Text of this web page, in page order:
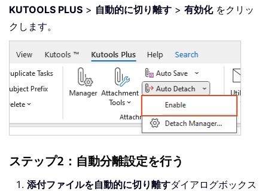
KUTOOLS PLUS > 自動的に切り離す > 有効化をクリッ
クします。
ステップ2：自動分離設定を行う
添付ファイルを自動的に切り離すダイアログボックス